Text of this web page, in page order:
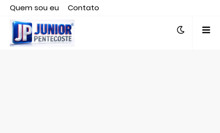
Quem sou eu
Contato
Editor responsável, jornalista Clovis Almeida.